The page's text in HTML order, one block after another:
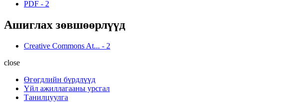
PDF - 2
Ашиглах зөвшөөрлүүд
Creative Commons At... - 2
close
Өгөгдлийн бүрдлүүд
Үйл ажиллагааны урсгал
Танилцуулга